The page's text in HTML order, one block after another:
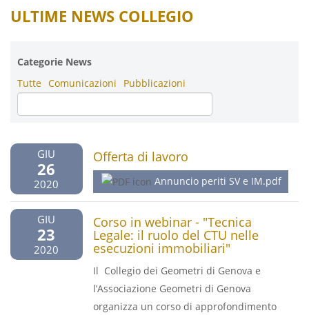
ULTIME NEWS COLLEGIO
Categorie News
Tutte Comunicazioni Pubblicazioni
GIU
26
2020
Offerta di lavoro
Annuncio periti SV e IM.pdf
GIU
23
2020
Corso in webinar - "Tecnica
Legale: il ruolo del CTU nelle
esecuzioni immobiliari"
Il Collegio dei Geometri di Genova e
l’Associazione Geometri di Genova
organizza un corso di approfondimento